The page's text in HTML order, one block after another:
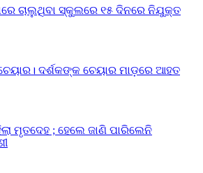
ଚାଲୁଥିବା ସ୍କୁଲରେ ୧୫ ଦିନରେ ନିଯୁକ୍ତ
ଦର୍ଶକଙ୍କ ଚେୟାର ମାଡ଼ରେ ଆହତ
ମୃତଦେହ ; ହେଲେ ଜାଣି ପାରିଲେନି